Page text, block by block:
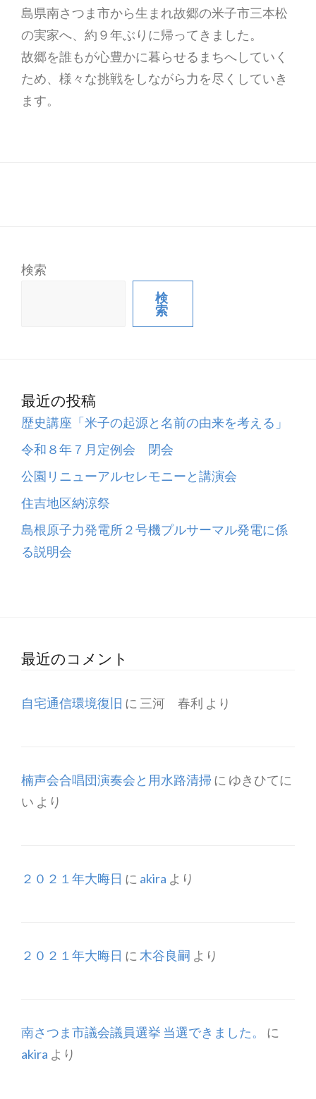
島県南さつま市から生まれ故郷の米子市三本松
の実家へ、約９年ぶりに帰ってきました。
故郷を誰もが心豊かに暮らせるまちへしていく
ため、様々な挑戦をしながら力を尽くしていき
ます。
検索
検
索
最近の投稿
歴史講座「米子の起源と名前の由来を考える」
令和８年７月定例会 閉会
公園リニューアルセレモニーと講演会
住吉地区納涼祭
島根原子力発電所２号機プルサーマル発電に係
る説明会
最近のコメント
自宅通信環境復旧 に 三河 春利 より
楠声会合唱団演奏会と用水路清掃 に ゆきひてに
い より
２０２１年大晦日 に akira より
２０２１年大晦日 に 木谷良嗣 より
南さつま市議会議員選挙 当選できました。
に
akira より